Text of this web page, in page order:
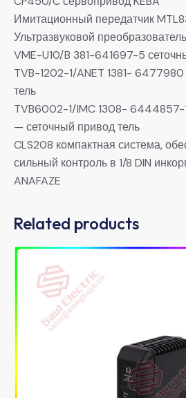
Имитационный передатчик
Ультразвуковой
VME-U10/B 381-641697-5
TVB-1202-1/ANET 1381-
тель
TVB6002-1/IMC 1308- 6444857-
— сеточный привод тель
CLS208 компактная система,
сильный контроль в 1/8 DIN
ANAFAZE
Related products